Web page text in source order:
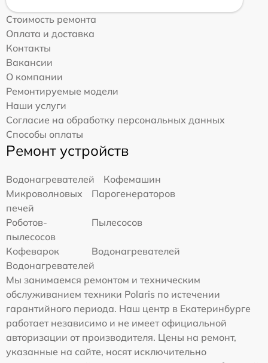
Стоимость ремонта
Оплата и доставка
Контакты
Вакансии
О компании
Ремонтируемые модели
Наши услуги
Согласие на обработку персональных данных
Способы оплаты
Ремонт устройств
Водонагревателей
Кофемашин
Микроволновых
печей
Парогенераторов
Роботов-
пылесосов
Пылесосов
Кофеварок
Водонагревателей
Водонагревателей
Мы занимаемся ремонтом и техническим
обслуживанием техники Polaris по истечении
гарантийного периода. Наш центр в Екатеринбурге
работает независимо и не имеет официальной
авторизации от производителя. Цены на ремонт,
указанные на сайте, носят исключительно